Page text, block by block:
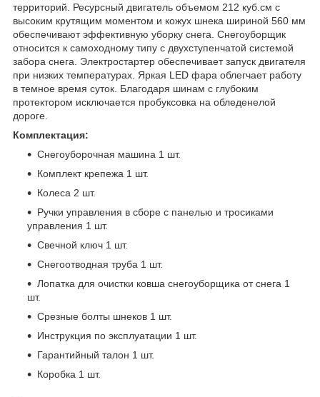
территорий. Ресурсный двигатель объемом 212 куб.см с
высоким крутящим моментом и кожух шнека шириной 560 мм
обеспечивают эффективную уборку снега. Снегоуборщик
относится к самоходному типу с двухступенчатой системой
забора снега. Электростартер обеспечивает запуск двигателя
при низких температурах. Яркая LED фара облегчает работу
в темное время суток. Благодаря шинам с глубоким
протектором исключается пробуксовка на обледенелой
дороге.
Комплектация:
Снегоуборочная машина 1 шт.
Комплект крепежа 1 шт.
Колеса 2 шт.
Ручки управления в сборе с панелью и тросиками
управления 1 шт.
Свечной ключ 1 шт.
Снегоотводная труба 1 шт.
Лопатка для очистки ковша снегоуборщика от снега 1
шт.
Срезные болты шнеков 1 шт.
Инструкция по эксплуатации 1 шт.
Гарантийный талон 1 шт.
Коробка 1 шт.